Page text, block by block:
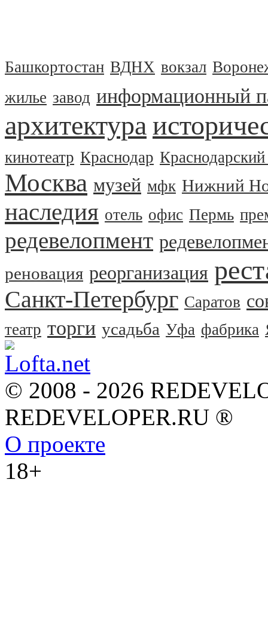
Башкортостан ВДНХ вокзал
жилье завод информационный
архитектура
кинотеатр Краснодар
Москва музей мфк Нижний
наследия отель офис Пермь
редевелопмент
реновация реорганизация
Санкт-Петербург Саратов
театр торги усадьба Уфа фабрика
© 2008 - 2026
REDEVELOPER.RU ®
О проекте
18+